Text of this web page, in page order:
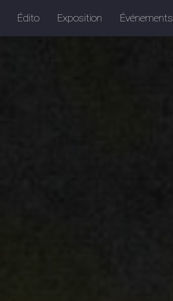
Édito Exposition Événements